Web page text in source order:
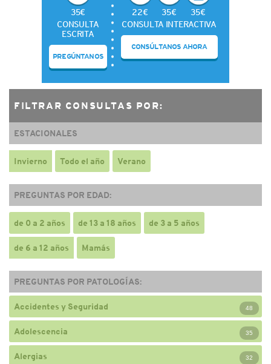
35€
CONSULTA
ESCRITA
PREGÚNTANOS
22€ 35€
35€
CONSULTA INTERACTIVA
CONSÚLTANOS AHORA
FILTRAR CONSULTAS POR:
ESTACIONALES
Invierno Todo el año Verano
PREGUNTAS POR EDAD:
de 0 a 2 años de 13 a 18 años de 3 a 5 años
de 6 a 12 años Mamás
PREGUNTAS POR PATOLOGÍAS:
Accidentes y Seguridad 48
Adolescencia 35
Alergias 32